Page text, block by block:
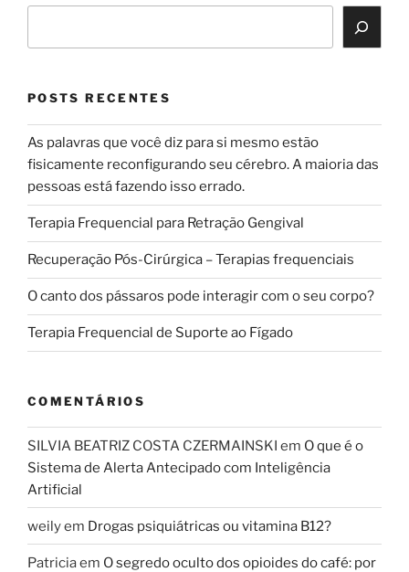
POSTS RECENTES
As palavras que você diz para si mesmo estão
fisicamente reconfigurando seu cérebro. A maioria das
pessoas está fazendo isso errado.
Terapia Frequencial para Retração Gengival
Recuperação Pós-Cirúrgica – Terapias frequenciais
O canto dos pássaros pode interagir com o seu corpo?
Terapia Frequencial de Suporte ao Fígado
COMENTÁRIOS
SILVIA BEATRIZ COSTA CZERMAINSKI em O que é o
Sistema de Alerta Antecipado com Inteligência
Artificial
weilyem Drogas psiquiátricas ou vitamina B12?
Patriciaem O segredo oculto dos opioides do café: por